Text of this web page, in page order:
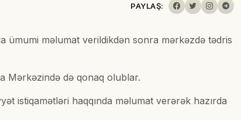
PAYLAŞ:
ümumi məlumat verildikdən sonra mərkəzdə tədris
Mərkəzində də qonaq olublar.
istiqamətləri haqqında məlumat verərək hazırda